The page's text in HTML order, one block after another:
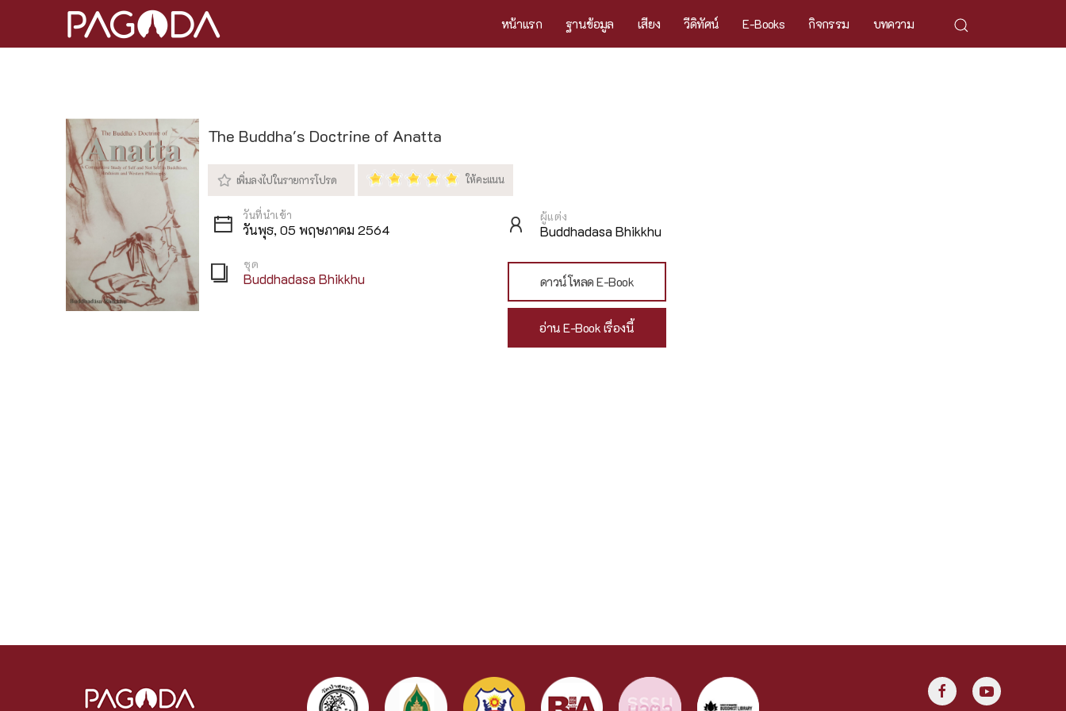
หน้าแรก ฐานข้อมูล เสียง วีดิทัศน์ E-Books กิจกรรม บทความ
The Buddha's Doctrine of Anatta
วันพุธ, 05 พฤษภาคม 2564
ผู้แต่ง
Buddhadasa Bhikkhu
ชุด
Buddhadasa Bhikkhu ดาวน์โหลด E-Book
อ่าน E-Book เรื่องนี้